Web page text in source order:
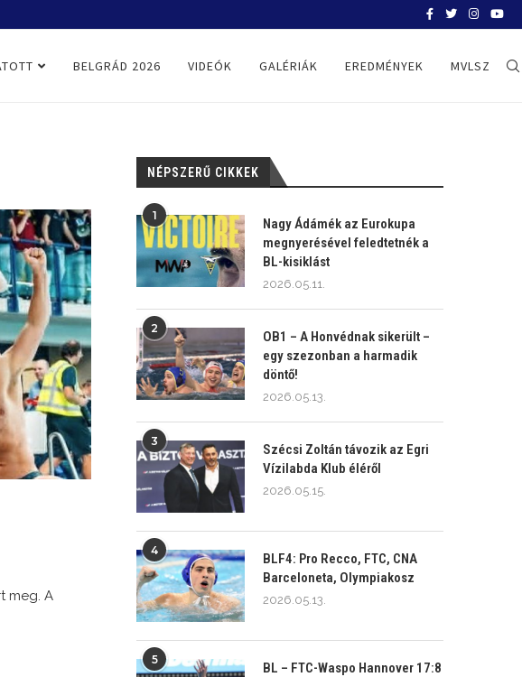
SZÉCSI ZOLTÁN TÁVOZIK AZ EGRI
BELGRÁD 2026 VIDEÓK GALÉRIÁK EREDMÉNYEK MVLSZ
meg. A
NÉPSZERŰ CIKKEK
1
Nagy Ádámék az Eurokupa
megnyerésével feledtetnék a
BL-kisiklást
2026.05.11.
2
OB1 – A Honvédnak sikerült –
egy szezonban a harmadik
döntő!
2026.05.13.
3
Szécsi Zoltán távozik az Egri
Vízilabda Klub éléről
2026.05.15.
4
BLF4: Pro Recco, FTC, CNA
Barceloneta, Olympiakosz
2026.05.13.
5
BL – FTC-Waspo Hannover 17:8